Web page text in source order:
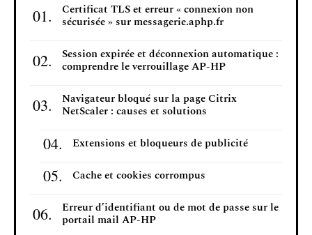
Certificat TLS et erreur « connexion non
sécurisée » sur messagerie.aphp.fr
Session expirée et déconnexion automatique :
comprendre le verrouillage AP-HP
Navigateur bloqué sur la page Citrix
NetScaler : causes et solutions
Extensions et bloqueurs de publicité
Cache et cookies corrompus
Erreur d’identifiant ou de mot de passe sur le
portail mail AP-HP